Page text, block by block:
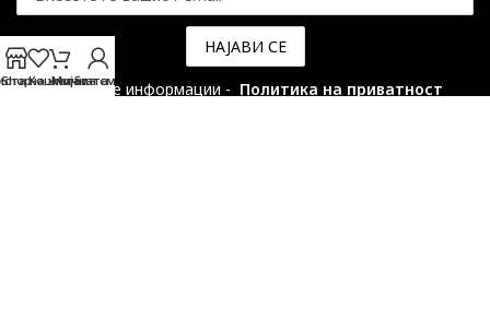
За повеќе информации - Политика на приватност
Shopна желби
Кошничката
Мојата сметка